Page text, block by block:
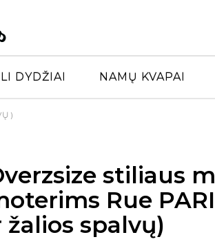
DYDŽIAI NAMŲ KVAPAI
stiliaus
Rue
žalios spalvų)